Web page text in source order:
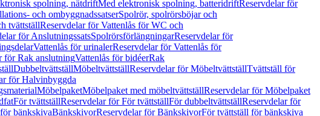
spolning, nätdriftMed elektronisk spolning, batteridriftReservdelar för
och ombyggnadssatserSpolrör, spolrörsböjar och
tvättställReservdelar för Vattenlås för WC och
för AnslutningssatsSpolrörsförlängningarReservdelar för
Vattenlås för urinalerReservdelar för Vattenlås för
för Rak anslutningVattenlås för bidéerRak
DubbeltvättställMöbeltvättställReservdelar för MöbeltvättställTvättställ för
för Halvinbyggda
MöbelpaketMöbelpaket med möbeltvättställReservdelar för Möbelpaket
För tvättställReservdelar för För tvättställFör dubbeltvättställReservdelar för
bänkskivaBänkskivorReservdelar för BänkskivorFör tvättställ för bänkskiva